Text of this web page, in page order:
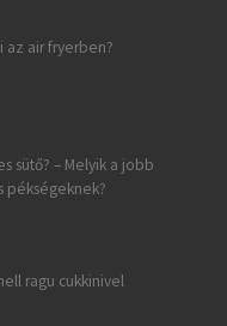
az air fryerben?
sütő? – Melyik a jobb
pékségeknek?
ragu cukkinivel